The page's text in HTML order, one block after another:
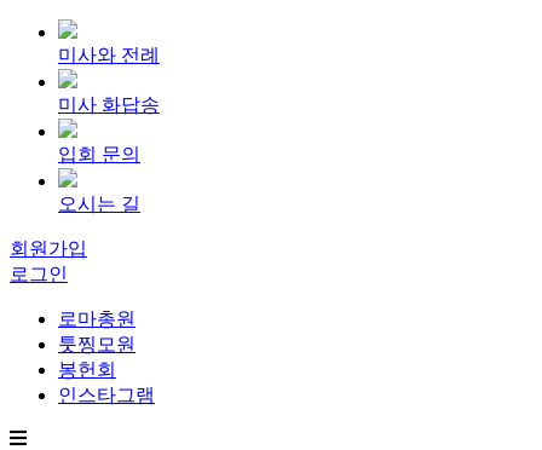
미사와 전례
미사 화답송
입회 문의
오시는 길
회원가입
로그인
로마총원
툿찡모원
봉헌회
인스타그램